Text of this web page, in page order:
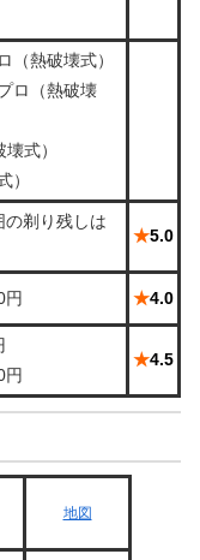
（熱破壊式）
ロ（熱破壊
式）
）
の剃り残しは
★5.0
円 ★4.0
円
★4.5
地図